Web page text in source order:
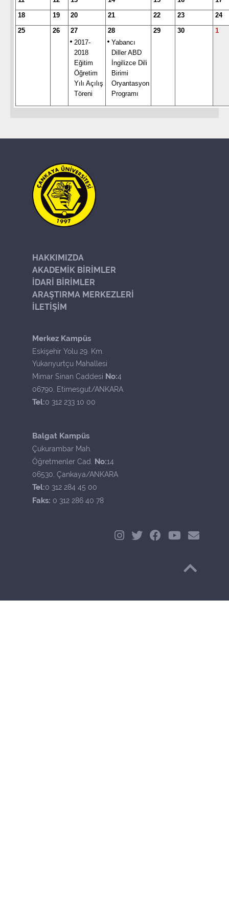
18
19 20 21 22 23
24
25
26
27
2017-
2018
Eğitim
Öğretim
Yılı Açılış
Töreni
28
Yabancı
Diller ABD
İngilizce Dili
Birimi
Oryantasyon
Programı
29 30 1
HAKKIMIZDA
AKADEMİK BİRİMLER
İDARİ BİRİMLER
ARAŞTIRMA MERKEZLERİ
İLETİŞİM
Merkez Kampüs
Eskişehir Yolu 29. Km.
Yukarıyurtçu Mahallesi
Mimar Sinan Caddesi No:4
06790, Etimesgut/ANKARA
Tel:0 312 233 10 00
Balgat Kampüs
Çukurambar Mah.
Öğretmenler Cad. No:14
06530, Çankaya/ANKARA
Tel:0 312 284 45 00
Faks: 0 312 286 40 78